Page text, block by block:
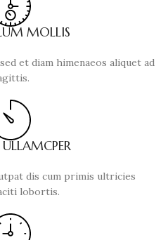
MOLLIS
et diam himenaeos aliquet ad
ULLAMCPER
dis cum primis ultricies
lobortis.